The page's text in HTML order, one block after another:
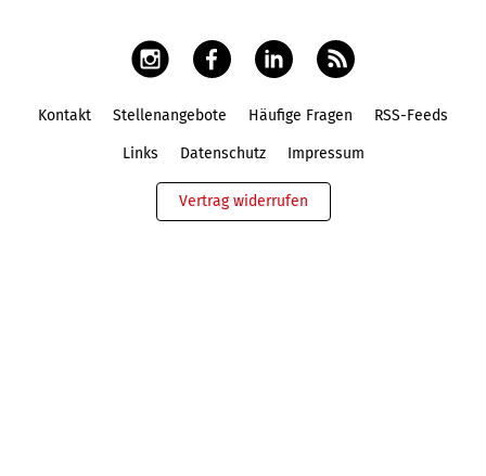
Kontakt Stellenangebote Häufige Fragen RSS-Feeds
Links Datenschutz Impressum
Vertrag widerrufen